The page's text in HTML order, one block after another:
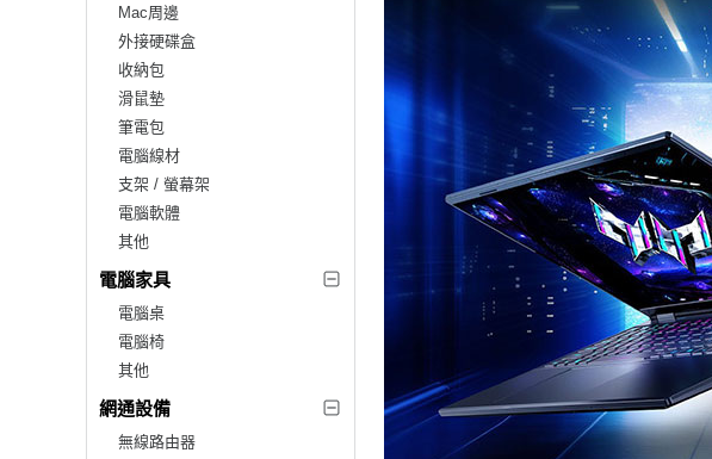
Mac周邊
外接硬碟盒
收納包
滑鼠墊
筆電包
電腦線材
支架 / 螢幕架
電腦軟體
其他
電腦家具
電腦桌
電腦椅
其他
網通設備
無線路由器